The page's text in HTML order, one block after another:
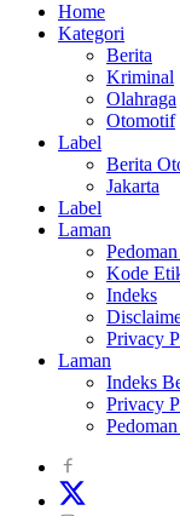
Home
Kategori
Berita
Kriminal
Olahraga
Otomotif
Label
Berita
Jakarta
Label
Laman
Kode
Indeks
Privacy
Laman
Indeks
Privacy